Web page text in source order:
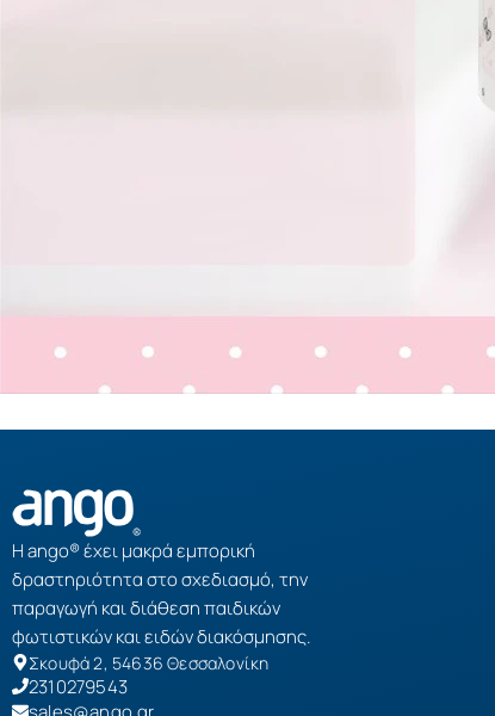
Η ango® έχει μακρά εμπορική
δραστηριότητα στο σχεδιασμό, την
παραγωγή και διάθεση παιδικών
φωτιστικών και ειδών διακόσμησης.
Σκουφά 2, 54636 Θεσσαλονίκη
2310279543